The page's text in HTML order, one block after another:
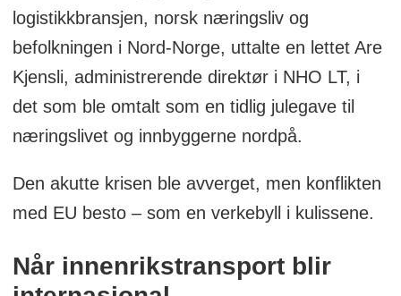
logistikkbransjen, norsk næringsliv og
befolkningen i Nord-Norge, uttalte en lettet Are
Kjensli, administrerende direktør i NHO LT, i
det som ble omtalt som en tidlig julegave til
næringslivet og innbyggerne nordpå.
Den akutte krisen ble avverget, men konflikten
med EU besto – som en verkebyll i kulissene.
Når innenrikstransport blir